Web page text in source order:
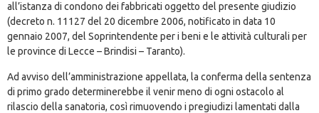
all’istanza di condono dei fabbricati oggetto del presente giudizio
(decreto n. 11127 del 20 dicembre 2006, notificato in data 10
gennaio 2007, del Soprintendente per i beni e le attività culturali per
le province di Lecce – Brindisi – Taranto).
Ad avviso dell’amministrazione appellata, la conferma della sentenza
di primo grado determinerebbe il venir meno di ogni ostacolo al
rilascio della sanatoria, così rimuovendo i pregiudizi lamentati dalla